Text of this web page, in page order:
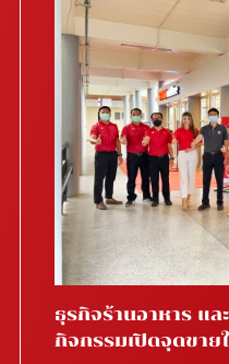
ธุรกิจร้านอาหาร แล
กิจกรรมเปิดจุดขาย